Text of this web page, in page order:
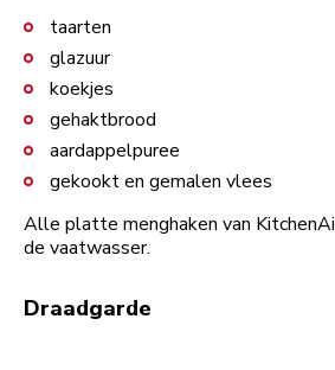
taarten
glazuur
koekjes
gehaktbrood
aardappelpuree
gekookt en gemalen vlees
Alle platte menghaken van
de vaatwasser.
Draadgarde